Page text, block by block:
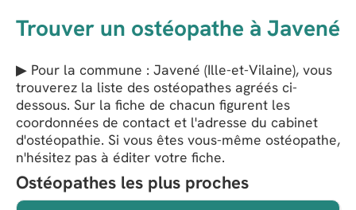
Trouver un ostéopathe à Javené
▶ Pour la commune : Javené (Ille-et-Vilaine), vous
trouverez la liste des ostéopathes agréés ci-
dessous. Sur la fiche de chacun figurent les
coordonnées de contact et l'adresse du cabinet
d'ostéopathie. Si vous êtes vous-même ostéopathe,
n'hésitez pas à éditer votre fiche.
Ostéopathes les plus proches